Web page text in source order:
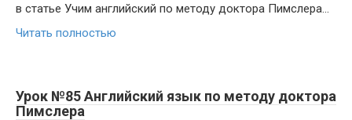
в статье Учим английский по методу доктора Пимслера…
Читать полностью
Урок №85 Английский язык по методу доктора
Пимслера